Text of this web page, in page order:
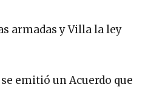
armadas y Villa la ley
emitió un Acuerdo que